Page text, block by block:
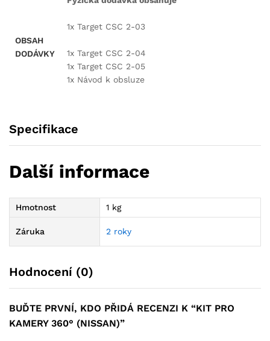
OBSAH
DODÁVKY
1x Target CSC 2-03
1x Target CSC 2-04
1x Target CSC 2-05
1x Návod k obsluze
Specifikace
Další informace
Hmotnost 1 kg
Záruka 2 roky
Hodnocení (0)
BUĎTE PRVNÍ, KDO PŘIDÁ RECENZI K “KIT PRO
KAMERY 360° (NISSAN)”